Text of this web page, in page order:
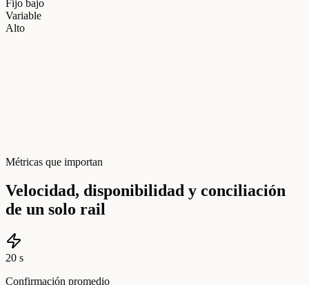
Fijo bajo
Variable
Alto
Métricas que importan
Velocidad, disponibilidad y conciliación
de un solo rail
20 s
Confirmación promedio